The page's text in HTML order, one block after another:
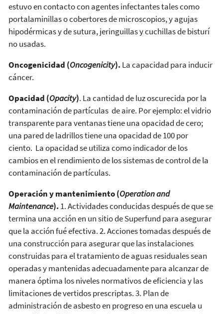
estuvo en contacto con agentes infectantes tales como
portalaminillas o cobertores de microscopios, y agujas
hipodérmicas y de sutura, jeringuillas y cuchillas de bisturí
no usadas.
Oncogenicidad (Oncogenicity). La capacidad para inducir
cáncer.
Opacidad (Opacity). La cantidad de luz oscurecida por la
contaminación de partículas de aire. Por ejemplo: el vidrio
transparente para ventanas tiene una opacidad de cero;
una pared de ladrillos tiene una opacidad de 100 por
ciento. La opacidad se utiliza como indicador de los
cambios en el rendimiento de los sistemas de control de la
contaminación de partículas.
Operación y mantenimiento (Operation and
Maintenance). 1. Actividades conducidas después de que se
termina una acción en un sitio de Superfund para asegurar
que la acción fué efectiva. 2. Acciones tomadas después de
una construcción para asegurar que las instalaciones
construidas para el tratamiento de aguas residuales sean
operadas y mantenidas adecuadamente para alcanzar de
manera óptima los niveles normativos de eficiencia y las
limitaciones de vertidos prescriptas. 3. Plan de
administración de asbesto en progreso en una escuela u